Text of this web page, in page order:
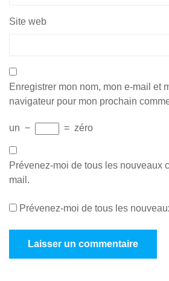
Site web
Enregistrer mon nom, mon e-mail et
navigateur pour mon prochain
un − = zéro
Prévenez-moi de tous les nouveaux
mail.
Prévenez-moi de tous les